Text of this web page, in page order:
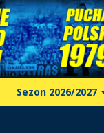
Sezon 2026/2027